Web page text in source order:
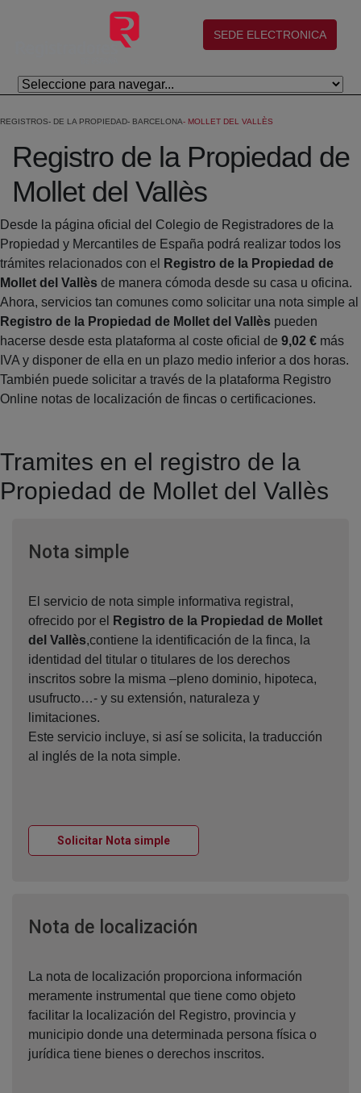
Salta al contingut principal
(abre en nueva ventana)
SEDE ELECTRONICA
REGISTROS DE LA PROPIEDAD BARCELONA MOLLET DEL VALLÈS
Registro de la Propiedad de
Mollet del Vallès
Desde la página oficial del Colegio de Registradores de la
Propiedad y Mercantiles de España podrá realizar todos los
trámites relacionados con el
Registro de la Propiedad de
Mollet del Vallès de manera cómoda desde su casa u oficina.
Ahora, servicios tan comunes como solicitar una nota simple al
Registro de la Propiedad de Mollet del Vallès pueden
hacerse desde esta plataforma al coste oficial de 9,02 € más
IVA y disponer de ella en un plazo medio inferior a dos horas.
También puede solicitar a través de la plataforma Registro
Online notas de localización de fincas o certificaciones.
Tramites en el registro de la
Propiedad de Mollet del Vallès
Nota simpleVentana nueva
El servicio de nota simple informativa registral,
ofrecido por el
Registro de la Propiedad de Mollet
del Vallès,contiene la identificación de la finca, la
identidad del titular o titulares de los derechos
inscritos sobre la misma –pleno dominio, hipoteca,
usufructo…- y su extensión, naturaleza y
limitaciones.
Este servicio incluye, si así se solicita, la traducción
al inglés de la nota simple.
Solicitar Nota simpleVentana nueva
Nota de localización
La nota de localización proporciona información
meramente instrumental que tiene como objeto
facilitar la localización del Registro, provincia y
municipio donde una determinada persona física o
jurídica tiene bienes o derechos inscritos.